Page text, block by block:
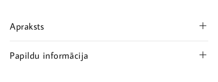
Apraksts
Papildu informācija